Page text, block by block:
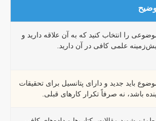
را انتخاب کنید که به آن علاقه دارید و
علمی کافی در آن دارید.
باید جدید و دارای پتانسیل برای تحقیقات
باشد، نه صرفاً تکرار کارهای قبلی.